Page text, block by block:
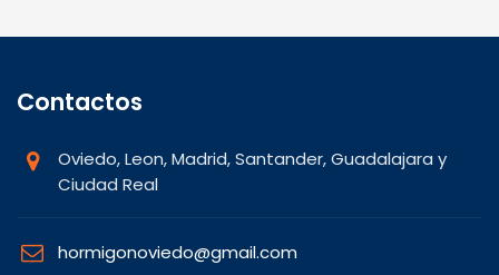
Contactos
Oviedo, Leon, Madrid, Santander, Guadalajara y
Ciudad Real
hormigonoviedo@gmail.com